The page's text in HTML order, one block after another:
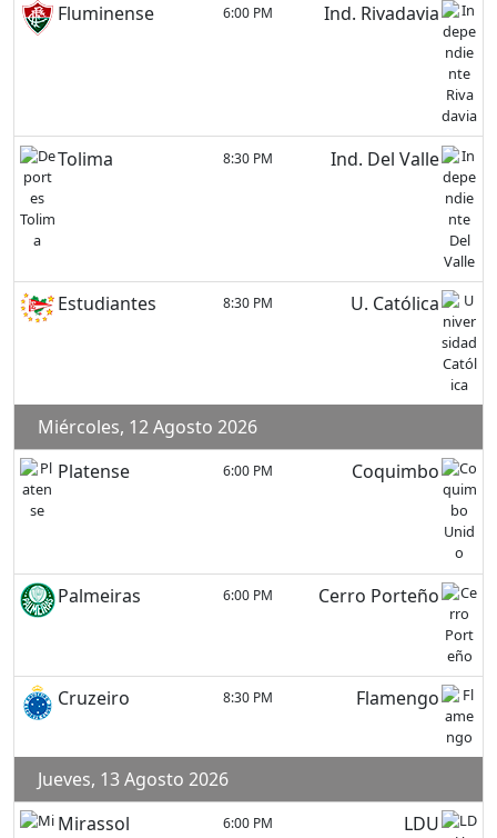
Fluminense
6:00 PM Ind. Rivadavia
Tolima 8:30 PM Ind. Del Valle
Estudiantes 8:30 PM U. Católica
Miércoles, 12 Agosto 2026
Platense
6:00 PM Coquimbo
Palmeiras 6:00 PM Cerro Porteño
Cruzeiro 8:30 PM Flamengo
Jueves, 13 Agosto 2026
Mirassol
6:00 PM LDU